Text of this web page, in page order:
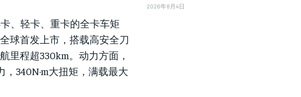
、轻卡、重卡的全卡车矩
球首发上市，搭载高安全刀
里程超330km。动力方面，
340N·m大扭矩，满载最大
2026年8月4日